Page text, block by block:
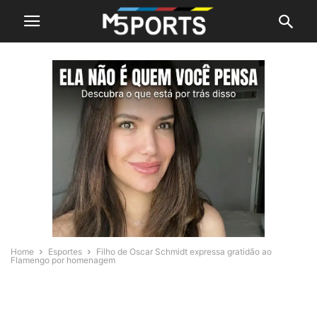
Home Esportes
Filho de Oscar Schmidt expressa gratidão ao
Flamengo por homenagem